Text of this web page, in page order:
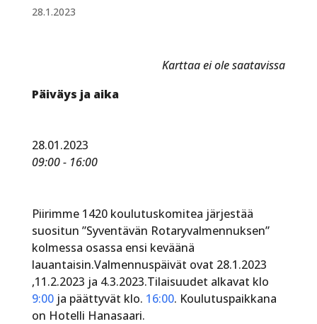
28.1.2023
Karttaa ei ole saatavissa
Päiväys ja aika
28.01.2023
09:00 - 16:00
Piirimme 1420 koulutuskomitea järjestää
suositun ”Syventävän Rotaryvalmennuksen”
kolmessa osassa ensi keväänä
lauantaisin.Valmennuspäivät ovat 28.1.2023
,11.2.2023 ja 4.3.2023.Tilaisuudet alkavat klo
9:00ja päättyvät klo. 16:00. Koulutuspaikkana
on Hotelli Hanasaari.